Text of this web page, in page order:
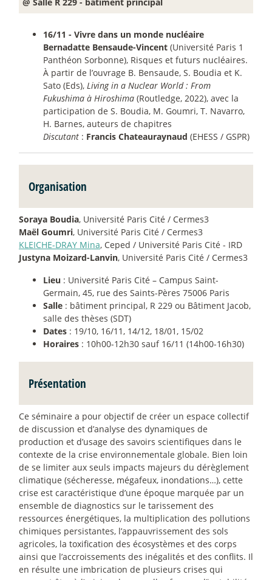
16/11 - Vivre dans un monde nucléaire
Bernadatte Bensaude-Vincent (Université Paris 1
Panthéon Sorbonne), Risques et futurs nucléaires.
À partir de l’ouvrage B. Bensaude, S. Boudia et K.
Sato (Eds), Living in a Nuclear World : From
Fukushima à Hiroshima (Routledge, 2022), avec la
participation de S. Boudia, M. Goumri, T. Navarro,
H. Barnes, auteurs de chapitres
Discutant : Francis Chateauraynaud (EHESS / GSPR)
Organisation
Soraya Boudia, Université Paris Cité / Cermes3
Maël Goumri, Université Paris Cité / Cermes3
KLEICHE-DRAY Mina, Ceped / Université Paris Cité - IRD
Justyna Moizard-Lanvin, Université Paris Cité / Cermes3
Lieu : Université Paris Cité – Campus Saint-
Germain, 45, rue des Saints-Pères 75006 Paris
Salle : bâtiment principal, R 229 ou Bâtiment Jacob,
salle des thèses (SDT)
Dates : 19/10, 16/11, 14/12, 18/01, 15/02
Horaires : 10h00-12h30 sauf 16/11 (14h00-16h30)
Présentation
Ce séminaire a pour objectif de créer un espace collectif
de discussion et d’analyse des dynamiques de
production et d’usage des savoirs scientifiques dans le
contexte de la crise environnementale globale. Bien loin
de se limiter aux seuls impacts majeurs du dérèglement
climatique (sécheresse, mégafeux, inondations…), cette
crise est caractéristique d’une époque marquée par un
ensemble de diagnostics sur le tarissement des
ressources énergétiques, la multiplication des pollutions
chimiques persistantes, l’appauvrissement des sols
agricoles, la toxification des écosystèmes et des corps
ainsi que l’accroissements des inégalités et des conflits. Il
en résulte une imbrication de plusieurs crises qui